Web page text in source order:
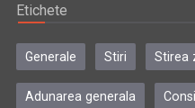
Etichete
Generale Stiri Stirea
Adunarea generala